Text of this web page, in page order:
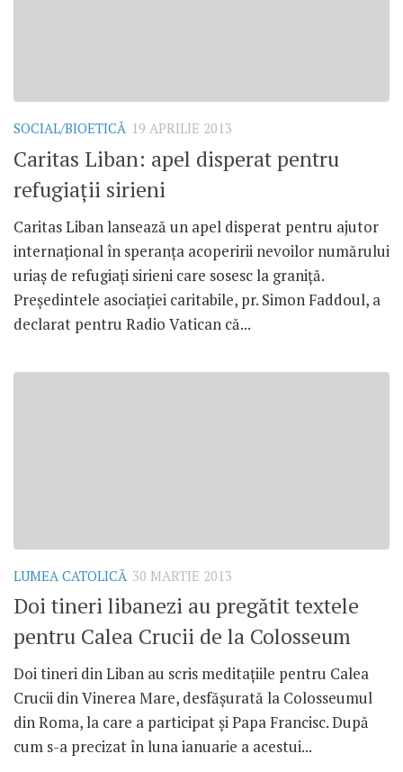
SOCIAL/BIOETICĂ 19 APRILIE 2013
Caritas Liban: apel disperat pentru
refugiaţii sirieni
Caritas Liban lansează un apel disperat pentru ajutor
internaţional în speranţa acoperirii nevoilor numărului
uriaş de refugiaţi sirieni care sosesc la graniţă.
Preşedintele asociaţiei caritabile, pr. Simon Faddoul, a
declarat pentru Radio Vatican că...
LUMEA CATOLICĂ 30 MARTIE 2013
Doi tineri libanezi au pregătit textele
pentru Calea Crucii de la Colosseum
Doi tineri din Liban au scris meditaţiile pentru Calea
Crucii din Vinerea Mare, desfăşurată la Colosseumul
din Roma, la care a participat şi Papa Francisc. După
cum s-a precizat în luna ianuarie a acestui...